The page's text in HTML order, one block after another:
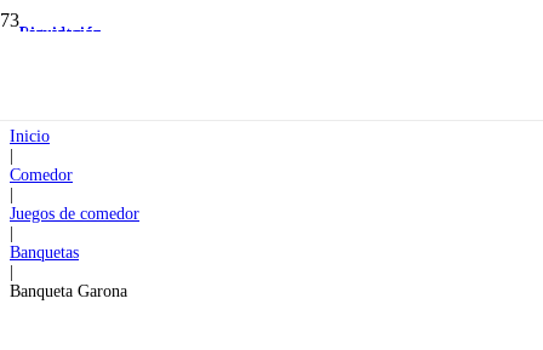
Inicio
Comedor
Juegos de comedor
Banquetas
Banqueta Garona
Preventa
Liquidación
Liquidación
Liquidación
Liquidación